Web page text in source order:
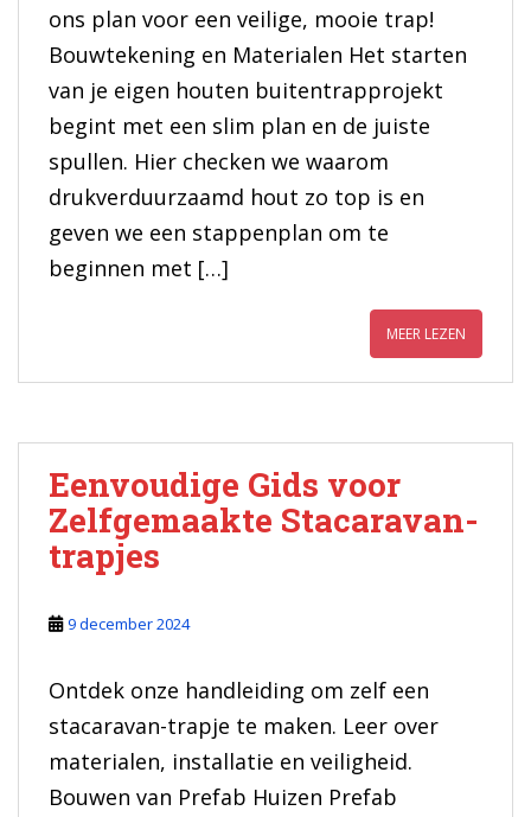
ons plan voor een veilige, mooie trap!
Bouwtekening en Materialen Het starten
van je eigen houten buitentrapprojekt
begint met een slim plan en de juiste
spullen. Hier checken we waarom
drukverduurzaamd hout zo top is en
geven we een stappenplan om te
beginnen met […]
MEER LEZEN
Eenvoudige Gids voor
Zelfgemaakte Stacaravan-
trapjes
9 december 2024
Ontdek onze handleiding om zelf een
stacaravan-trapje te maken. Leer over
materialen, installatie en veiligheid.
Bouwen van Prefab Huizen Prefab